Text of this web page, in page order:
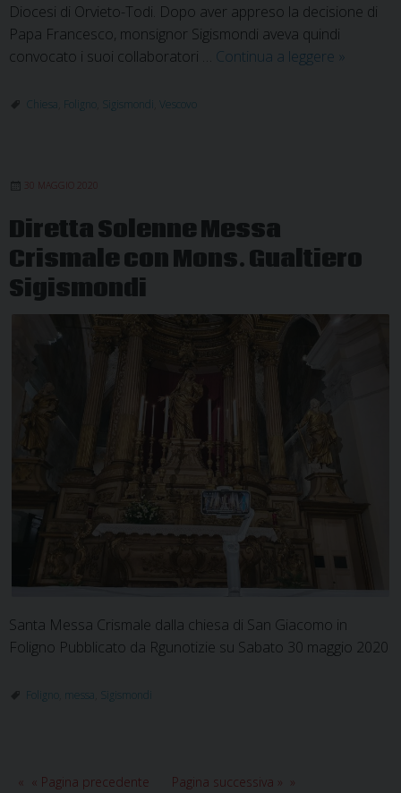
Diocesi di Orvieto-Todi. Dopo aver appreso la decisione di
Papa Francesco, monsignor Sigismondi aveva quindi
convocato i suoi collaboratori … Continua a leggere Mons.
ma
»
Chiesa Foligno Sigismondi Vescovo
30 MAGGIO 2020
Diretta Solenne Messa
Crismale con Mons. Gualtiero
Sigismondi
Santa Messa Crismale dalla chiesa di San Giacomo in
Foligno Pubblicato da Rgunotizie su Sabato 30 maggio 2020
Foligno messa Sigismondi
« Pagina precedente Pagina successiva »